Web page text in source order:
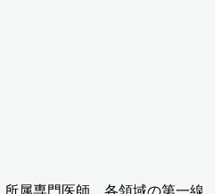
属専門医師。各領域の第一線